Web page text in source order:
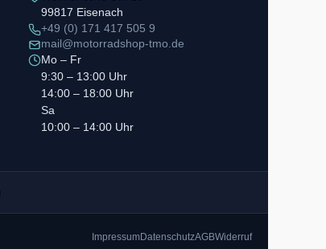
99817 Eisenach
+49 (0) 171 417 505 9
mail@motorradshop-tmo.de
Mo – Fr
9:30 – 13:00 Uhr
14:00 – 18:00 Uhr
Sa
10:00 – 14:00 Uhr
ImpressumDatenschutzAGBWiderruf